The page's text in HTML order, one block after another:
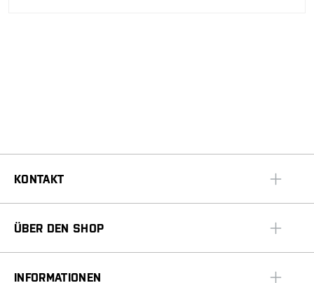
KONTAKT
ÜBER DEN SHOP
INFORMATIONEN